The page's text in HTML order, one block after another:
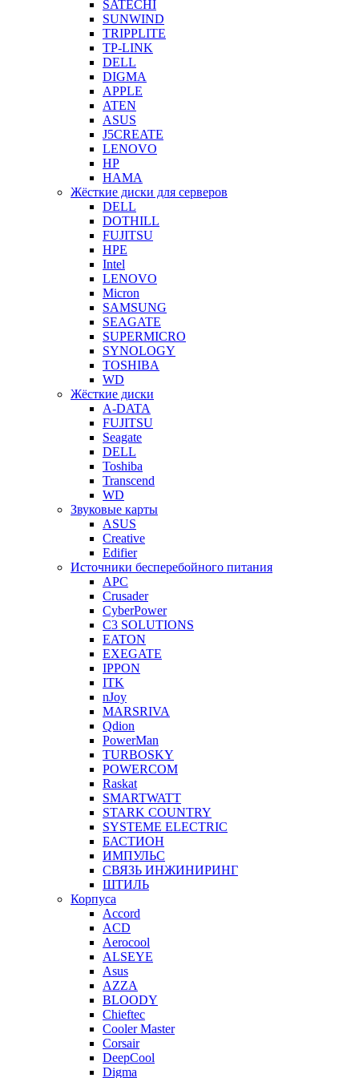
SATECHI
SUNWIND
TRIPPLITE
TP-LINK
DELL
DIGMA
APPLE
ATEN
ASUS
J5CREATE
LENOVO
HP
HAMA
Жёсткие диски для серверов
DELL
DOTHILL
FUJITSU
HPE
Intel
LENOVO
Micron
SAMSUNG
SEAGATE
SUPERMICRO
SYNOLOGY
TOSHIBA
WD
Жёсткие диски
A-DATA
FUJITSU
Seagate
DELL
Toshiba
Transcend
WD
Звуковые карты
ASUS
Creative
Edifier
Источники бесперебойного питания
APC
Crusader
CyberPower
C3 SOLUTIONS
EATON
EXEGATE
IPPON
ITK
nJoy
MARSRIVA
Qdion
PowerMan
TURBOSKY
POWERCOM
Raskat
SMARTWATT
STARK COUNTRY
SYSTEME ELECTRIC
БАСТИОН
ИМПУЛЬС
СВЯЗЬ ИНЖИНИРИНГ
ШТИЛЬ
Корпуса
Accord
ACD
Aerocool
ALSEYE
Asus
AZZA
BLOODY
Chieftec
Cooler Master
Corsair
DeepCool
Digma